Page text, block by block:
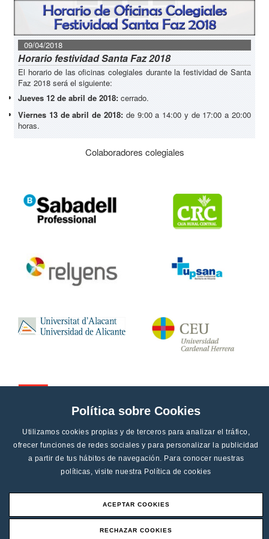
Política sobre Cookies
Utilizamos cookies propias y de terceros para analizar el tráfico,
ofrecer funciones de redes sociales y para personalizar la publicidad
a partir de tus hábitos de navegación. Para conocer nuestras
políticas, visite nuestra Política de cookies
ACEPTAR COOKIES
RECHAZAR COOKIES
09/04/2018
Horario festividad Santa Faz 2018
El horario de las oficinas colegiales durante la festividad de Santa
Faz 2018 será el siguiente:
Jueves 12 de abril de 2018: cerrado.
Viernes 13 de abril de 2018: de 9:00 a 14:00 y de 17:00 a 20:00
horas.
Colaboradores colegiales